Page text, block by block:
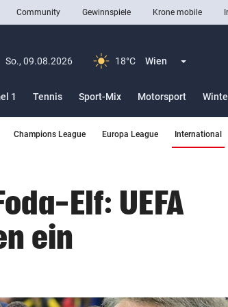
closeSchließen
Community Gewinnspiele Krone mobile
Menü aufklappen
So., 09.08.2026 18°C Wien Menü
1
Tennis Sport-Mix Motorsport
Champions League Europa League International
Elf: UEFA
ein